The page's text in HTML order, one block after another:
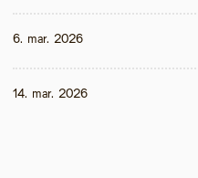
6. mar. 2026
14. mar. 2026